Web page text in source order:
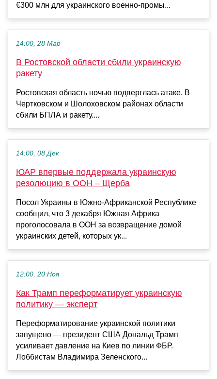
€300 млн для украинского военно-промы...
14:00, 28 Мар
В Ростовской области сбили украинскую
ракету
Ростовская область ночью подверглась атаке. В
Чертковском и Шолоховском районах области
сбили БПЛА и ракету....
14:00, 08 Дек
ЮАР впервые поддержала украинскую
резолюцию в ООН – Щерба
Посол Украины в Южно-Африканской Республике
сообщил, что 3 декабря Южная Африка
проголосовала в ООН за возвращение домой
украинских детей, которых ук...
12:00, 20 Ноя
Как Трамп переформатирует украинскую
политику — эксперт
Переформатирование украинской политики
запущено — президент США Дональд Трамп
усиливает давление на Киев по линии ФБР.
Лоббистам Владимира Зеленского...